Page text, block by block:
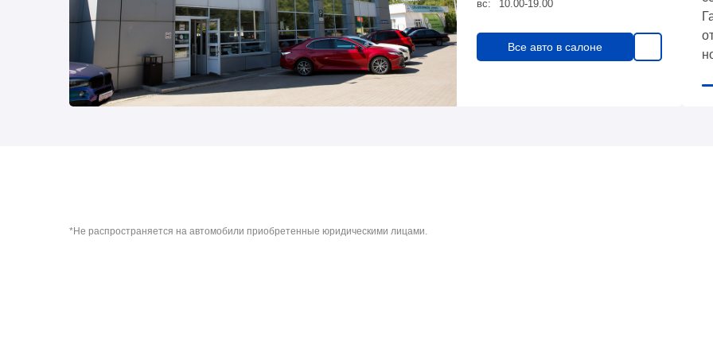
вс:
10.00-19.00
Все авто в салоне
*Не распространяется на автомобили приобретенные юридическими лицами.